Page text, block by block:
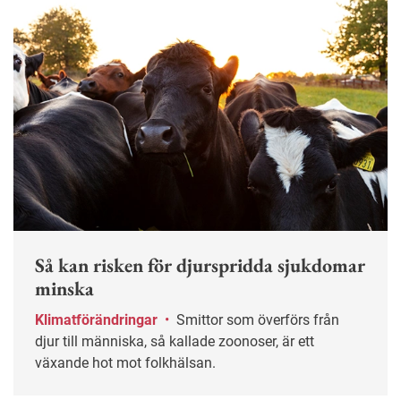
Så kan risken för djurspridda sjukdomar
minska
Klimatförändringar •
djur till människa, så kallade zoonoser, är ett
växande hot mot folkhälsan.